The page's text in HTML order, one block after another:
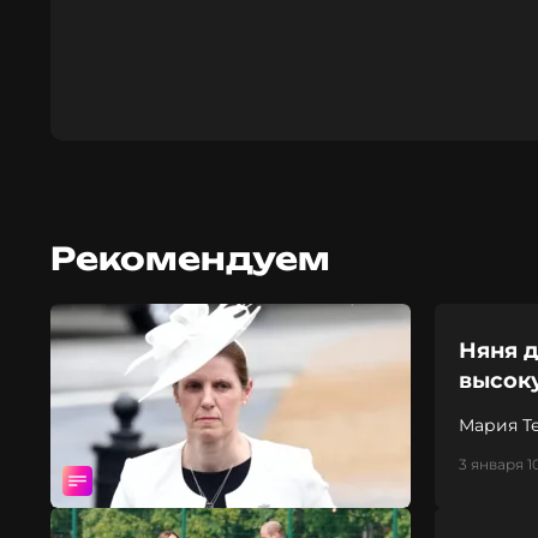
Рекомендуем
Няня
Мария
3 января